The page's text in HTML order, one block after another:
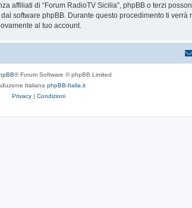
affiliati di “Forum RadioTV Sicilia”, phpBB o terzi
software phpBB. Durante questo procedimento ti
al tuo account.
® Forum Software © phpBB Limited
Italiana phpBB-Italia.it
Privacy | Condizioni